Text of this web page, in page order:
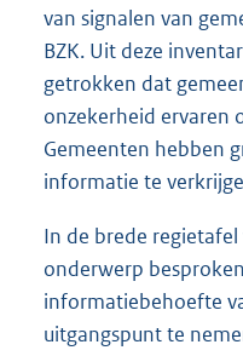
van signalen van
BZK. Uit deze
getrokken dat
onzekerheid ervaren
Gemeenten hebben
informatie te
In de brede
onderwerp
informatiebehoefte
uitgangspunt te